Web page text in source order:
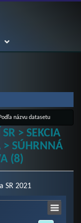
> SEKCIA
> SÚHRNNÁ
(8)
SR 2021